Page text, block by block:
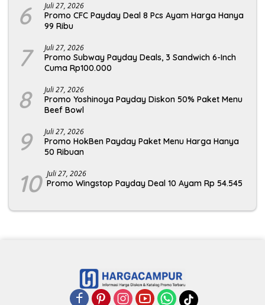
6 Juli 27, 2026
Promo CFC Payday Deal 8 Pcs Ayam Harga Hanya
99 Ribu
7 Juli 27, 2026
Promo Subway Payday Deals, 3 Sandwich 6-Inch
Cuma Rp100.000
8 Juli 27, 2026
Promo Yoshinoya Payday Diskon 50% Paket Menu
Beef Bowl
9 Juli 27, 2026
Promo HokBen Payday Paket Menu Harga Hanya
50 Ribuan
10 Juli 27, 2026
Promo Wingstop Payday Deal 10 Ayam Rp 54.545